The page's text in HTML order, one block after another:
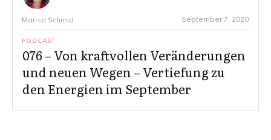
Marisa Schmid September 7, 2020
PODCAST
076 – Von kraftvollen Veränderungen
und neuen Wegen – Vertiefung zu
den Energien im September